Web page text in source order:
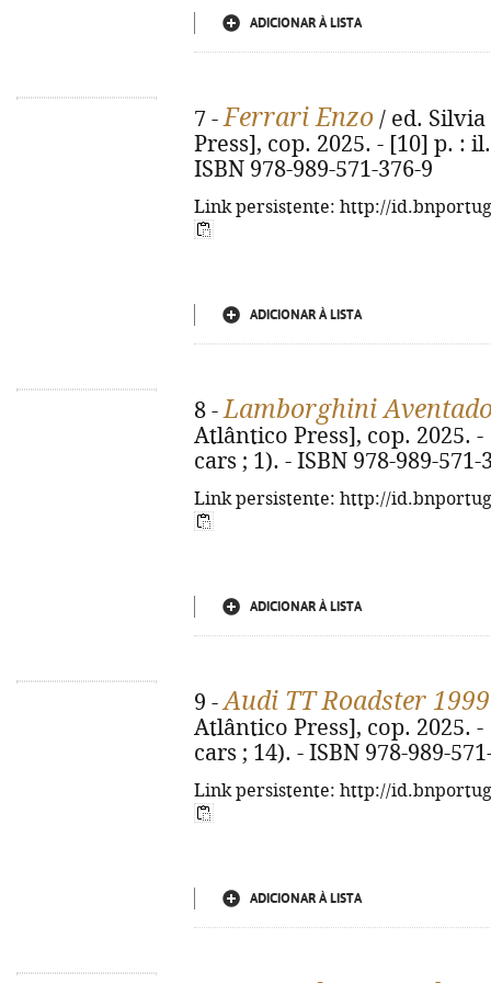
ADICIONAR À LISTA
7 -Ferrari Enzo / ed.
Press], cop. 2025. - [10] p. :
ISBN 978-989-571-376-9
Link persistente: http://
ADICIONAR À LISTA
8 -Lamborghini
Atlântico Press], cop. 2025.
cars ; 1). - ISBN 978-989-571-
Link persistente: http://
ADICIONAR À LISTA
9 -Audi TT Roadster 1999
Atlântico Press], cop. 2025.
cars ; 14). - ISBN 978-989-
Link persistente: http://
ADICIONAR À LISTA